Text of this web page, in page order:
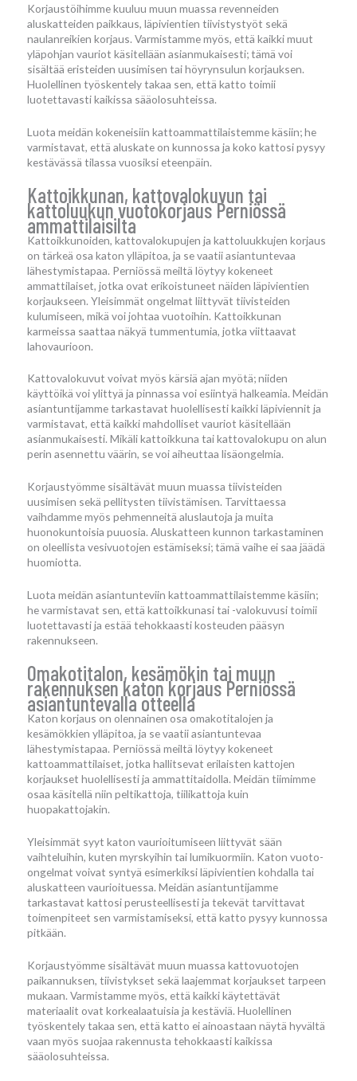
Korjaustöihimme kuuluu muun muassa revenneiden
aluskatteiden paikkaus, läpivientien tiivistystyöt sekä
naulanreikien korjaus. Varmistamme myös, että kaikki muut
yläpohjan vauriot käsitellään asianmukaisesti; tämä voi
sisältää eristeiden uusimisen tai höyrynsulun korjauksen.
Huolellinen työskentely takaa sen, että katto toimii
luotettavasti kaikissa sääolosuhteissa.
Luota meidän kokeneisiin kattoammattilaistemme käsiin; he
varmistavat, että aluskate on kunnossa ja koko kattosi pysyy
kestävässä tilassa vuosiksi eteenpäin.
Kattoikkunan, kattovalokuvun tai
kattoluukun vuotokorjaus Perniössä
ammattilaisilta
Kattoikkunoiden, kattovalokupujen ja kattoluukkujen korjaus
on tärkeä osa katon ylläpitoa, ja se vaatii asiantuntevaa
lähestymistapaa. Perniössä meiltä löytyy kokeneet
ammattilaiset, jotka ovat erikoistuneet näiden läpivientien
korjaukseen. Yleisimmät ongelmat liittyvät tiivisteiden
kulumiseen, mikä voi johtaa vuotoihin. Kattoikkunan
karmeissa saattaa näkyä tummentumia, jotka viittaavat
lahovaurioon.
Kattovalokuvut voivat myös kärsiä ajan myötä; niiden
käyttöikä voi ylittyä ja pinnassa voi esiintyä halkeamia. Meidän
asiantuntijamme tarkastavat huolellisesti kaikki läpiviennit ja
varmistavat, että kaikki mahdolliset vauriot käsitellään
asianmukaisesti. Mikäli kattoikkuna tai kattovalokupu on alun
perin asennettu väärin, se voi aiheuttaa lisäongelmia.
Korjaustyömme sisältävät muun muassa tiivisteiden
uusimisen sekä pellitysten tiivistämisen. Tarvittaessa
vaihdamme myös pehmenneitä aluslautoja ja muita
huonokuntoisia puuosia. Aluskatteen kunnon tarkastaminen
on oleellista vesivuotojen estämiseksi; tämä vaihe ei saa jäädä
huomiotta.
Luota meidän asiantunteviin kattoammattilaistemme käsiin;
he varmistavat sen, että kattoikkunasi tai -valokuvusi toimii
luotettavasti ja estää tehokkaasti kosteuden pääsyn
rakennukseen.
Omakotitalon, kesämökin tai muun
rakennuksen katon korjaus Perniössä
asiantuntevalla otteella
Katon korjaus on olennainen osa omakotitalojen ja
kesämökkien ylläpitoa, ja se vaatii asiantuntevaa
lähestymistapaa. Perniössä meiltä löytyy kokeneet
kattoammattilaiset, jotka hallitsevat erilaisten kattojen
korjaukset huolellisesti ja ammattitaidolla. Meidän tiimimme
osaa käsitellä niin peltikattoja, tiilikattoja kuin
huopakattojakin.
Yleisimmät syyt katon vaurioitumiseen liittyvät sään
vaihteluihin, kuten myrskyihin tai lumikuormiin. Katon vuoto-
ongelmat voivat syntyä esimerkiksi läpivientien kohdalla tai
aluskatteen vaurioituessa. Meidän asiantuntijamme
tarkastavat kattosi perusteellisesti ja tekevät tarvittavat
toimenpiteet sen varmistamiseksi, että katto pysyy kunnossa
pitkään.
Korjaustyömme sisältävät muun muassa kattovuotojen
paikannuksen, tiivistykset sekä laajemmat korjaukset tarpeen
mukaan. Varmistamme myös, että kaikki käytettävät
materiaalit ovat korkealaatuisia ja kestäviä. Huolellinen
työskentely takaa sen, että katto ei ainoastaan näytä hyvältä
vaan myös suojaa rakennusta tehokkaasti kaikissa
sääolosuhteissa.